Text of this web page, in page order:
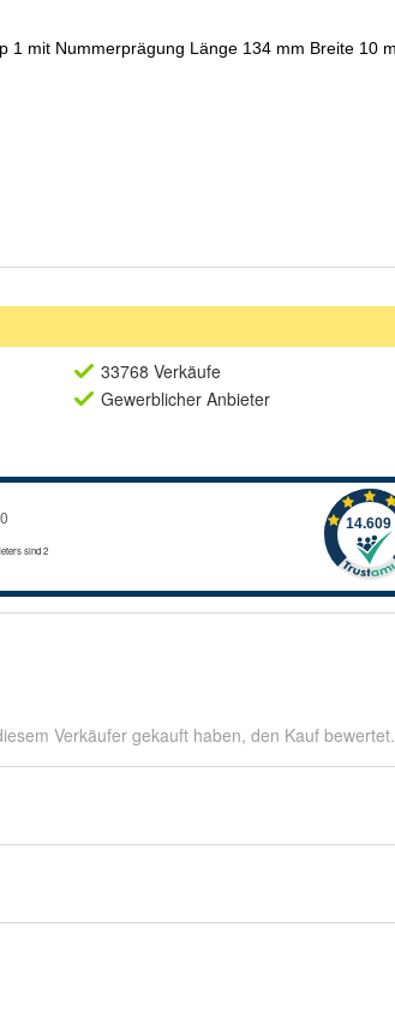
33768 Verkäufe
Gewerblicher Anbieter
Verkäufer gekauft haben, den Kauf bewertet.